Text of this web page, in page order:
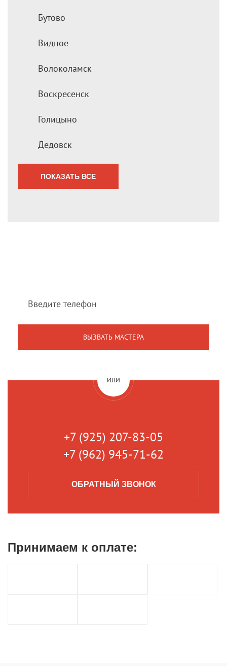
Бутово
Видное
Волоколамск
Воскресенск
Голицыно
Дедовск
ПОКАЗАТЬ ВСЕ
ИЛИ
+7 (925) 207-83-05
+7 (962) 945-71-62
ОБРАТНЫЙ ЗВОНОК
Принимаем к оплате: